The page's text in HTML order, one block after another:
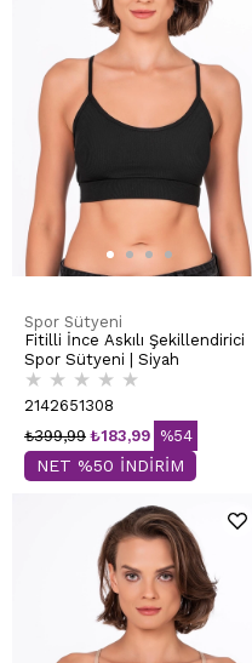
Spor Sütyeni
Fitilli İnce Askılı Şekillendirici
Spor Sütyeni | Siyah
★ ★ ★ ★ ★
2142651308
₺183,99
₺399,99 %54
NET %50 İNDİRİM